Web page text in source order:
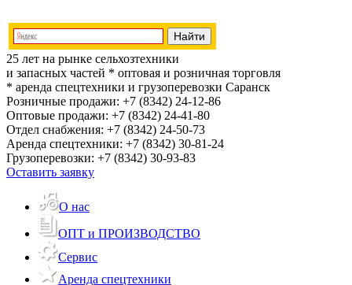
25 лет на рынке сельхозтехники
и запасных частей * оптовая и розничная торговля
* аренда спецтехники и грузоперевозки Саранск
Розничные продажи: +7 (8342) 24-12-86
Оптовые продажи: +7 (8342) 24-41-80
Отдел снабжения: +7 (8342) 24-50-73
Аренда спецтехники: +7 (8342) 30-81-24
Грузоперевозки: +7 (8342) 30-93-83
Оставить заявку
О нас
ОПТ и ПРОИЗВОДСТВО
Сервис
Аренда спецтехники